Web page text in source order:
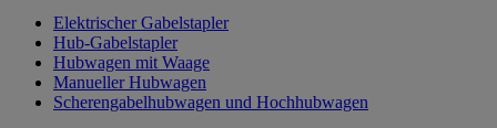
Elektrischer Gabelstapler
Hub-Gabelstapler
Hubwagen mit Waage
Manueller Hubwagen
Scherengabelhubwagen und Hochhubwagen